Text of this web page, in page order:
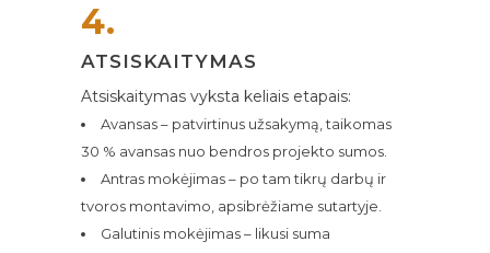
4.
ATSISKAITYMAS
Atsiskaitymas vyksta keliais etapais:
Avansas – patvirtinus užsakymą, taikomas
30 % avansas nuo bendros projekto sumos.
Antras mokėjimas – po tam tikrų darbų ir
tvoros montavimo, apsibrėžiame sutartyje.
Galutinis mokėjimas – likusi suma